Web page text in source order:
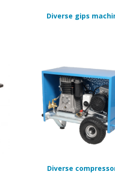
Diverse gips
Diverse